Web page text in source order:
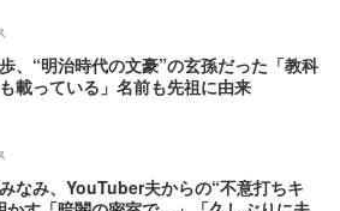
、“明治時代の文豪”の玄孫だった「教科
載っている」名前も先祖に由来
なみ、YouTuber夫からの“不意打ちキ